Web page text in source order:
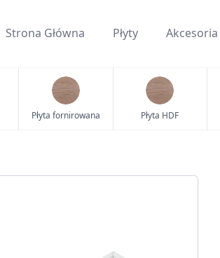
Strona Główna Płyty Akcesoria
Płyta fornirowana Płyta HDF